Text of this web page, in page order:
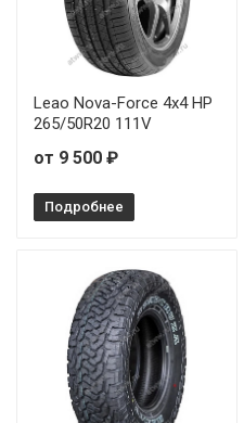
Leao Nova-Force 4x4 HP
265/50R20 111V
от 9 500 ₽
Подробнее